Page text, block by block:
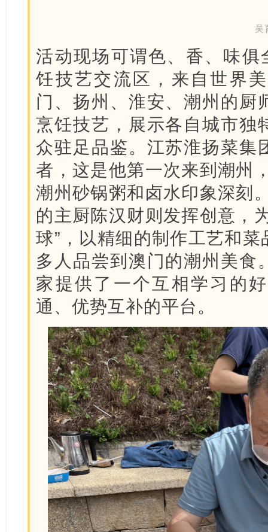
吴
活动现场可谓色、香、味
饪技艺交流区，来自世界
门、扬州、淮安、潮州的厨
烹饪技艺，展示各自城市独
众驻足品鉴。江苏淮扬菜集
者，这是他第一次来到潮州
潮州砂锅粥和卤水印象深刻
的主厨陈汉财则发挥创意，
球”，以精细的制作工艺和
多人品尝到澳门的潮州美食
家提供了一个互相学习的
通、优势互补的平台。